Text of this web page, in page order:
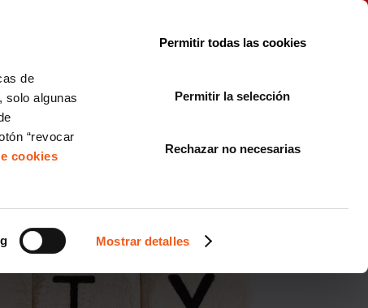
de
solo algunas
“revocar
cookies
Mostrar detalles
Permitir todas las cookies
Permitir la selección
Rechazar no necesarias
APLICA POLÍTICAS